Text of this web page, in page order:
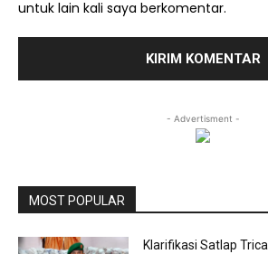
untuk lain kali saya berkomentar.
- Advertisment -
MOST POPULAR
Klarifikasi Satlap